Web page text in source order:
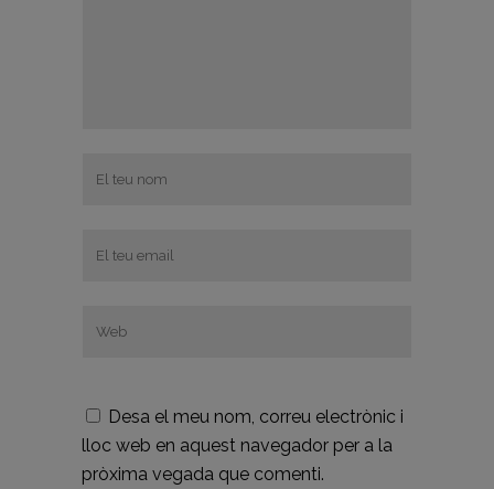
Desa el meu nom, correu electrònic i
lloc web en aquest navegador per a la
pròxima vegada que comenti.